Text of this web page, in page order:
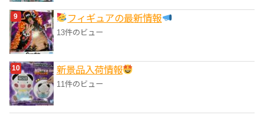
フィギュアの最新情報
13件のビュー
‎新景品入荷情報
11件のビュー